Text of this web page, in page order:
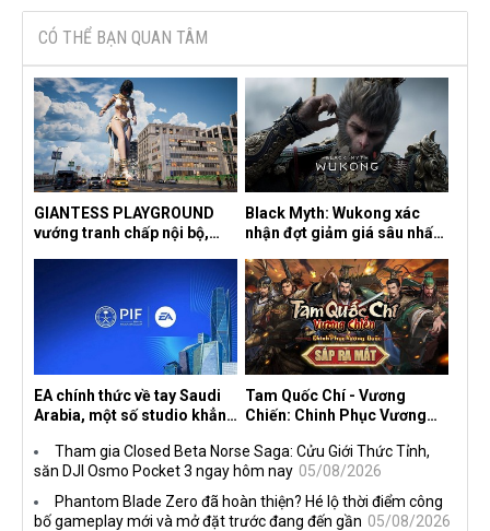
CÓ THỂ BẠN QUAN TÂM
GIANTESS PLAYGROUND
vướng tranh chấp nội bộ,
ngầm chiếm đoạt doanh thu
Black Myth: Wukong xác
nhận đợt giảm giá sâu nhất
trên mọi nền tảng
EA chính thức về tay Saudi
Arabia, một số studio khẳng
lược DEI
Tam Quốc Chí - Vương
Chiến: Chinh Phục Vương
sáu thị trường Đông Nam Á
Tham gia Closed Beta Norse Saga: Cửu Giới Thức Tỉnh,
săn DJI Osmo Pocket 3 ngay hôm nay 05/08/2026
Phantom Blade Zero đã hoàn thiện? Hé lộ thời điểm công
bố gameplay mới và mở đặt trước đang đến gần 05/08/2026